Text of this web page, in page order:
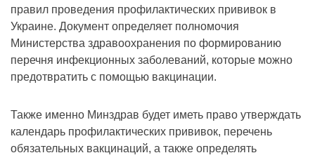
правил проведения профилактических прививок в
Украине. Документ определяет полномочия
Министерства здравоохранения по формированию
перечня инфекционных заболеваний, которые можно
предотвратить с помощью вакцинации.
Также именно Минздрав будет иметь право утверждать
календарь профилактических прививок, перечень
обязательных вакцинаций, а также определять